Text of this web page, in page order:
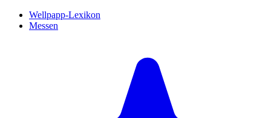
Wellpapp-Lexikon
Messen